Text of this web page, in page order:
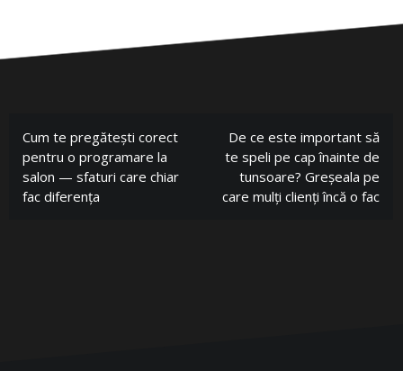
Cum te pregătești corect
pentru o programare la
salon — sfaturi care chiar
fac diferența
De ce este important să
te speli pe cap înainte de
tunsoare? Greșeala pe
care mulți clienți încă o fac